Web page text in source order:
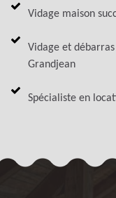
Vidage maison
Vidage et
Grandjean
Spécialiste en